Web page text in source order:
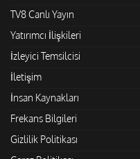
TV8 Canlı Yayın
Yatırımcı İlişkileri
İzleyici Temsilcisi
İletişim
İnsan Kaynakları
Frekans Bilgileri
Gizlilik Politikası